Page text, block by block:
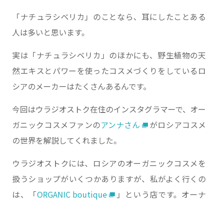
「ナチュラシベリカ」のことなら、耳にしたことある
人は多いと思います。
実は「ナチュラシベリカ」のほかにも、野生植物の天
然エキスとパワーを使ったコスメづくりをしているロ
シアのメーカーはたくさんあるんです。
今回はウラジオストク在住のインスタグラマーで、オー
ガニックコスメファンのアンナさん
がロシアコスメ
の世界を解説してくれました。
ウラジオストクには、ロシアのオーガニックコスメを
扱うショップがいくつかありますが、私がよく行くの
は、「ORGANIC boutique
」という店です。オーナ